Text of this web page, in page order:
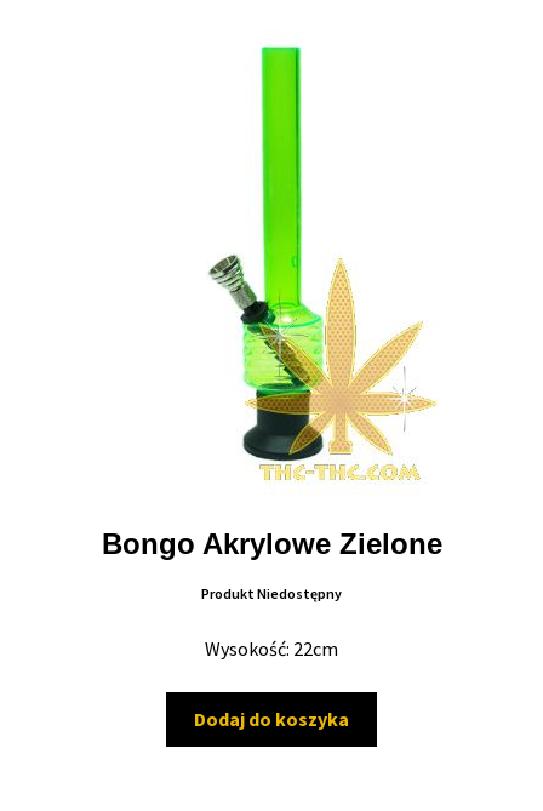
Bongo Akrylowe Zielone
Produkt Niedostępny
Wysokość: 22cm
Dodaj do koszyka